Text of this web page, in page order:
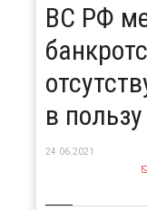
ВС РФ
в
24.06.2021